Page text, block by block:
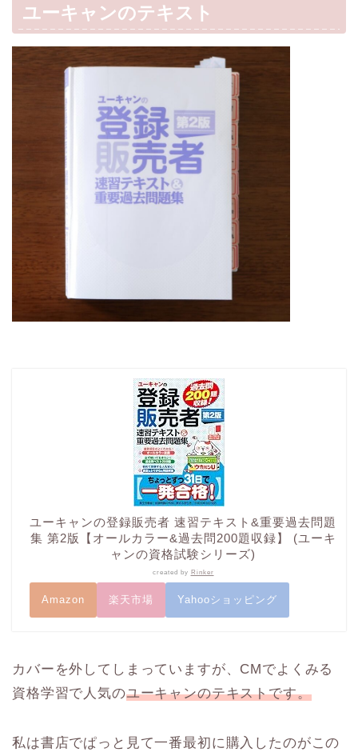
ユーキャンのテキスト
ユーキャンの登録販売者 速習テキスト&重要過去問題
集 第2版【オールカラー&過去問200題収録】 (ユーキ
ャンの資格試験シリーズ)
created by Rinker
Amazon 楽天市場 Yahooショッピング
カバーを外してしまっていますが、CMでよくみる
資格学習で人気のユーキャンのテキストです。
私は書店でぱっと見て一番最初に購入したのがこの